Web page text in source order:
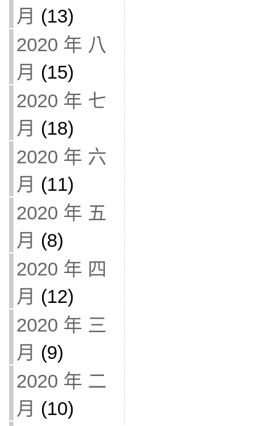
月 (13)
2020 年 八
月 (15)
2020 年 七
月 (18)
2020 年 六
月 (11)
2020 年 五
月 (8)
2020 年 四
月 (12)
2020 年 三
月 (9)
2020 年 二
月 (10)